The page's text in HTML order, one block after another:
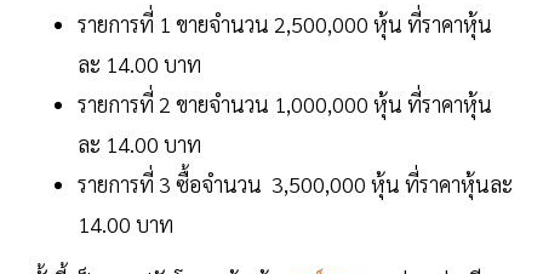
รายการที่ 1 ขายจำนวน 2,500,000 หุ้น ที่ราคาหุ้น
ละ 14.00 บาท
รายการที่ 2 ขายจำนวน 1,000,000 หุ้น ที่ราคาหุ้น
ละ 14.00 บาท
รายการที่ 3 ซื้อจำนวน 3,500,000 หุ้น ที่ราคาหุ้นละ
14.00 บาท